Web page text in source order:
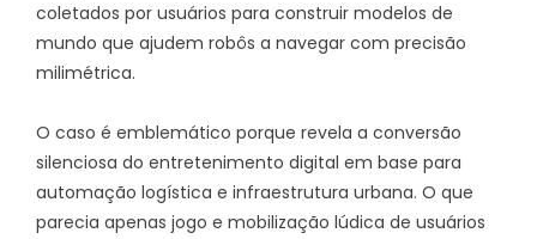
coletados por usuários para construir modelos de
mundo que ajudem robôs a navegar com precisão
milimétrica.
O caso é emblemático porque revela a conversão
silenciosa do entretenimento digital em base para
automação logística e infraestrutura urbana. O que
parecia apenas jogo e mobilização lúdica de usuários